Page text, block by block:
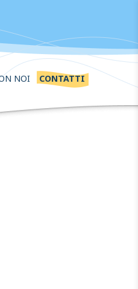
NOI CONTATTI